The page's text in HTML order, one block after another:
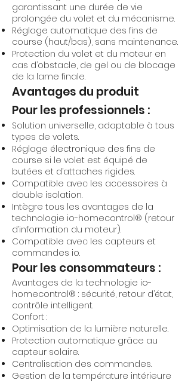
garantissant une durée de vie
prolongée du volet et du mécanisme.
Réglage automatique des fins de
course (haut/bas), sans maintenance.
Protection du volet et du moteur en
cas d’obstacle, de gel ou de blocage
de la lame finale.
Avantages du produit
Pour les professionnels :
Solution universelle, adaptable à tous
types de volets.
Réglage électronique des fins de
course si le volet est équipé de
butées et d’attaches rigides.
Compatible avec les accessoires à
double isolation.
Intègre tous les avantages de la
technologie io-homecontrol® (retour
d’information du moteur).
Compatible avec les capteurs et
commandes io.
Pour les consommateurs :
Avantages de la technologie io-
homecontrol® : sécurité, retour d’état,
contrôle intelligent.
Confort :
Optimisation de la lumière naturelle.
Protection automatique grâce au
capteur solaire.
Centralisation des commandes.
Gestion de la température intérieure